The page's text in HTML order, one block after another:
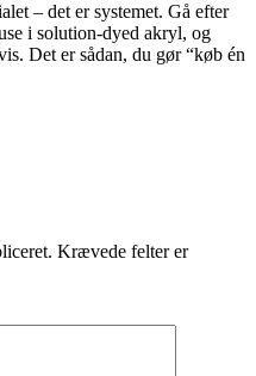
– det er systemet. Gå efter
i solution-dyed akryl, og
Det er sådan, du gør “køb én
Krævede felter er